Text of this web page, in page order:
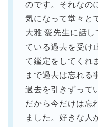
のです。それなの
気になって堂々と
大雅 愛先生に話
ている過去を受け
て鑑定をしてくれ
まで過去は忘れる
過去を引きずって
だから今だけは忘
ました。好きな人